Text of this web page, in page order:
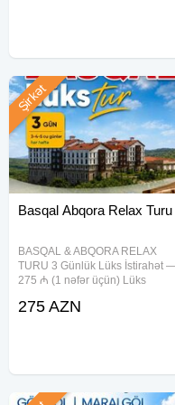
Basqal Abqora Relax Turu
BASQAL & ABQORA RELAX
TURU 3 Günlük Lüks İstirahət
275 ₼ (1 nəfər üçün) Lüks
Resort & Spa. Təbiətin qoynunda
Şirkət
275 AZN